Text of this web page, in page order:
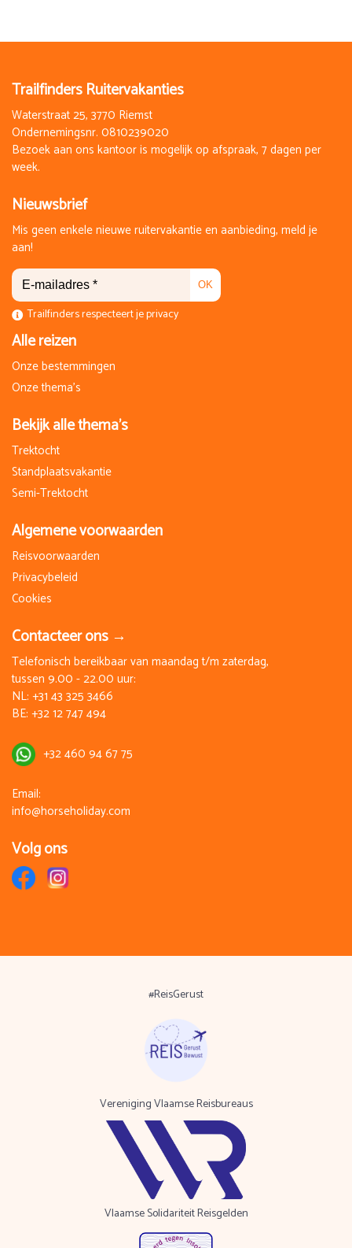
Trailfinders Ruitervakanties
Waterstraat 25, 3770 Riemst
Ondernemingsnr. 0810239020
Bezoek aan ons kantoor is mogelijk op afspraak, 7 dagen per
week.
Nieuwsbrief
Mis geen enkele nieuwe ruitervakantie en aanbieding, meld je
aan!
OK
Trailfinders respecteert je privacy
Alle reizen
Onze bestemmingen
Onze thema's
Bekijk alle thema's
Trektocht
Standplaatsvakantie
Semi-Trektocht
Algemene voorwaarden
Reisvoorwaarden
Privacybeleid
Cookies
Contacteer ons →
Telefonisch bereikbaar van maandag t/m zaterdag,
tussen 9.00 - 22.00 uur:
NL: +31 43 325 3466
BE: +32 12 747 494
+32 460 94 67 75
Email:
info@horseholiday.com
Volg ons
#ReisGerust
Vereniging Vlaamse Reisbureaus
Vlaamse Solidariteit Reisgelden